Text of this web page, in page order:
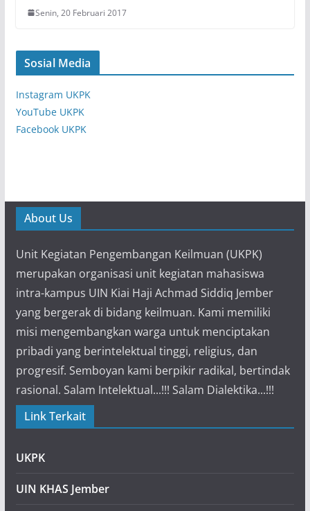
Senin, 20 Februari 2017
Sosial Media
Instagram UKPK
YouTube UKPK
Facebook UKPK
About Us
Unit Kegiatan Pengembangan Keilmuan (UKPK)
merupakan organisasi unit kegiatan mahasiswa
intra-kampus UIN Kiai Haji Achmad Siddiq Jember
yang bergerak di bidang keilmuan. Kami memiliki
misi mengembangkan warga untuk menciptakan
pribadi yang berintelektual tinggi, religius, dan
progresif. Semboyan kami berpikir radikal, bertindak
rasional. Salam Intelektual...!!! Salam Dialektika...!!!
Link Terkait
UKPK
UIN KHAS Jember